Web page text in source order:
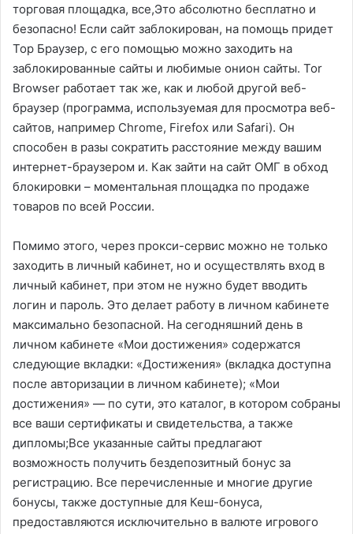
торговая площадка, все,Это абсолютно бесплатно и
безопасно! Если сайт заблокирован, на помощь придет
Тор Браузер, с его помощью можно заходить на
заблокированные сайты и любимые онион сайты. Tor
Browser работает так же, как и любой другой веб-
браузер (программа, используемая для просмотра веб-
сайтов, например Chrome, Firefox или Safari). Он
способен в разы сократить расстояние между вашим
интернет-браузером и. Как зайти на сайт ОМГ в обход
блокировки – моментальная площадка по продаже
товаров по всей России.
Помимо этого, через прокси-сервис можно не только
заходить в личный кабинет, но и осуществлять вход в
личный кабинет, при этом не нужно будет вводить
логин и пароль. Это делает работу в личном кабинете
максимально безопасной. На сегодняшний день в
личном кабинете «Мои достижения» содержатся
следующие вкладки: «Достижения» (вкладка доступна
после авторизации в личном кабинете); «Мои
достижения» — по сути, это каталог, в котором собраны
все ваши сертификаты и свидетельства, а также
дипломы;Все указанные сайты предлагают
возможность получить бездепозитный бонус за
регистрацию. Все перечисленные и многие другие
бонусы, также доступные для Кеш-бонуса,
предоставляются исключительно в валюте игрового